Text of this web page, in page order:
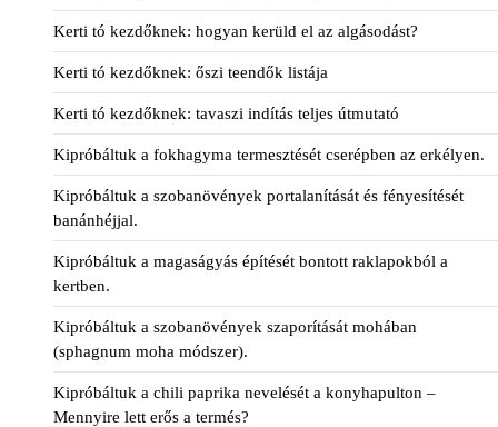
Kerti tó kezdőknek: hogyan kerüld el az algásodást?
Kerti tó kezdőknek: őszi teendők listája
Kerti tó kezdőknek: tavaszi indítás teljes útmutató
Kipróbáltuk a fokhagyma termesztését cserépben az erkélyen.
Kipróbáltuk a szobanövények portalanítását és fényesítését
banánhéjjal.
Kipróbáltuk a magaságyás építését bontott raklapokból a
kertben.
Kipróbáltuk a szobanövények szaporítását mohában
(sphagnum moha módszer).
Kipróbáltuk a chili paprika nevelését a konyhapulton –
Mennyire lett erős a termés?